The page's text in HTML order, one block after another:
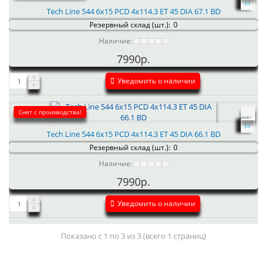
Tech Line 544 6x15 PCD 4x114.3 ET 45 DIA 67.1 BD
Резервный склад (шт.): 0
Наличие:
7990р.
Уведомить о наличии
Снят с производства!
Tech Line 544 6x15 PCD 4x114.3 ET 45 DIA 66.1 BD
Резервный склад (шт.): 0
Наличие:
7990р.
Уведомить о наличии
Показано с 1 по 3 из 3 (всего 1 страниц)